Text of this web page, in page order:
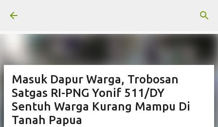
Masuk Dapur Warga, Trobosan
Satgas RI-PNG Yonif 511/DY
Sentuh Warga Kurang Mampu Di
Tanah Papua